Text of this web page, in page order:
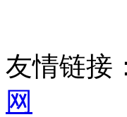
友情链接
网